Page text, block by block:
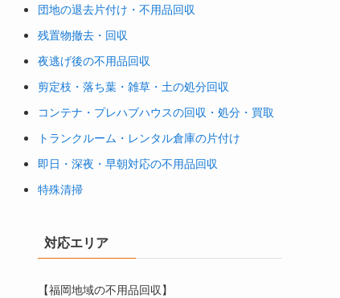
団地の退去片付け・不用品回収
残置物撤去・回収
夜逃げ後の不用品回収
剪定枝・落ち葉・雑草・土の処分回収
コンテナ・プレハブハウスの回収・処分・買取
トランクルーム・レンタル倉庫の片付け
即日・深夜・早朝対応の不用品回収
特殊清掃
対応エリア
【福岡地域の不用品回収】